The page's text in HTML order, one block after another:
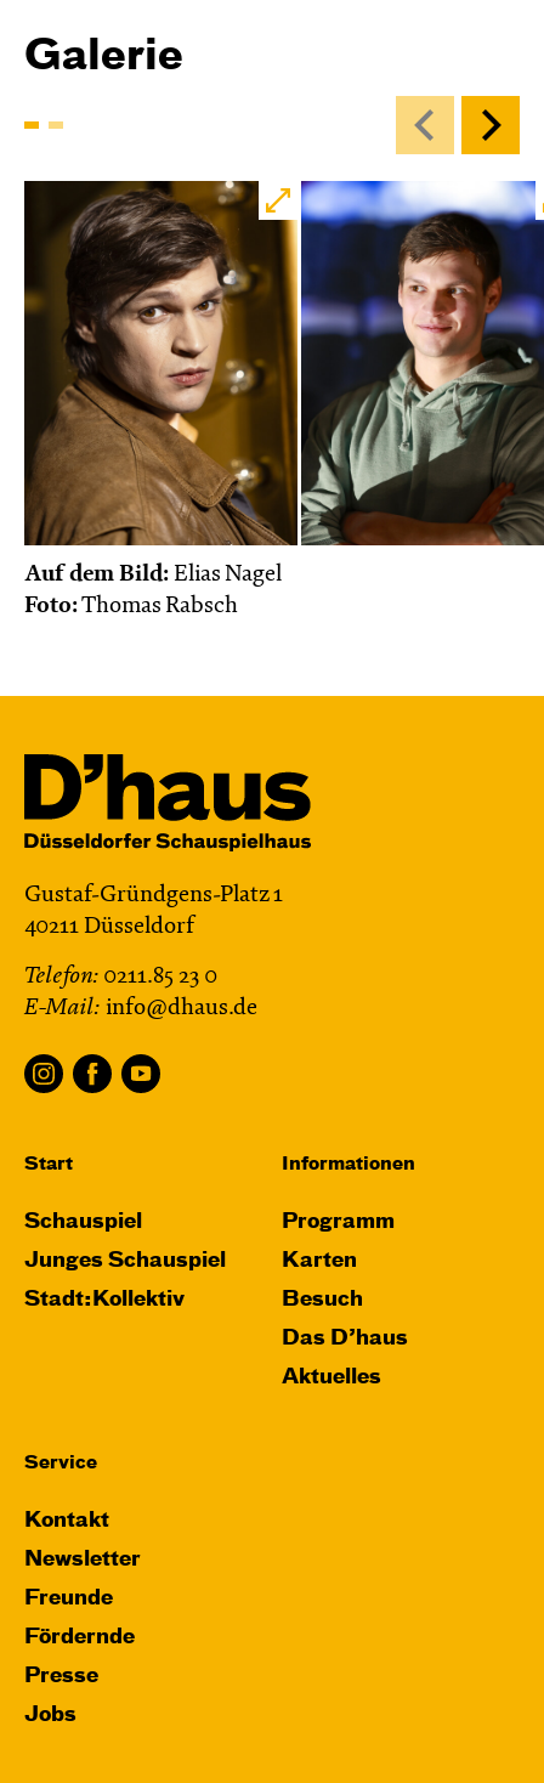
Galerie
Auf dem Bild: Elias Nagel
Foto:Thomas Rabsch
Gustaf-Gründgens-Platz 1
40211 Düsseldorf
Telefon: 0211.85 23 0
E-Mail: info@dhaus.de
Start
Schauspiel
Junges Schauspiel
Stadt:Kollektiv
Informationen
Programm
Karten
Besuch
Das D’haus
Aktuelles
Service
Kontakt
Newsletter
Freunde
Fördernde
Presse
Jobs